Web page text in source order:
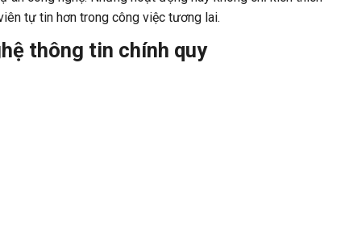
tự tin hơn trong công việc tương lai.
thông tin chính quy